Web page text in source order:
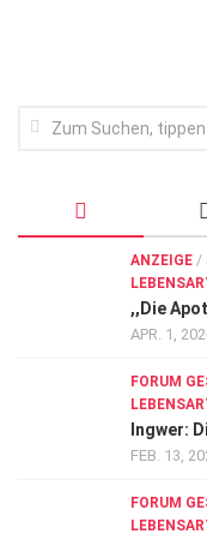
Sehen
Kampf gegen Krebs
ANZEIGE /
,,Die
APR. 1,
FORUM
Ingwer:
FEB. 13,
FORUM